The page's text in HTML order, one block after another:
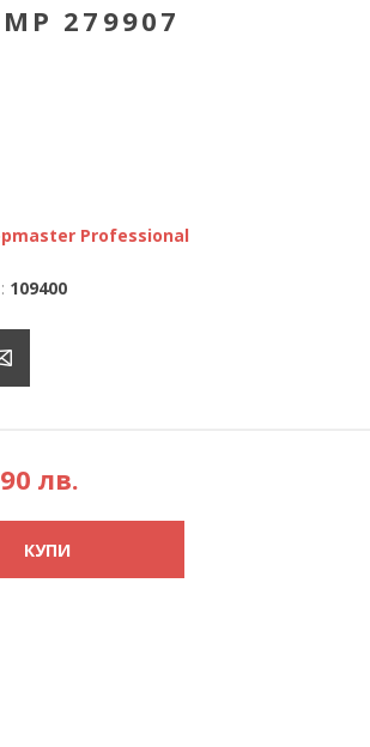
279907
Professional
109400
лв.